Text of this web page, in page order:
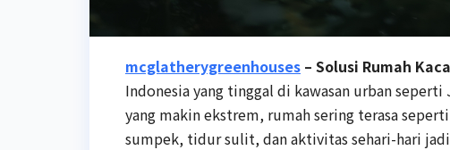
mcglatherygreenhouses – Solusi Rumah Kaca
Indonesia yang tinggal di kawasan urban
yang makin ekstrem, rumah sering terasa seperti
sumpek, tidur sulit, dan aktivitas sehari-hari